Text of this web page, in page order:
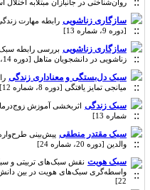
روان‌شناختی در جانبازان مبتلابه اختلال استرس
سازگاری زناشویی رابطه مهارت زندگی
[دوره 9، شماره 13]
سازگاری زناشویی بررسی رابطه سبک
زناشویی در دانشجویان متاهل [دوره 14، شماره 18]
سبک دل‌بستگی و معناداری زندگی
میانجی تمایز یافتگی [دوره 8، شماره 12]
سبک زندگی
شماره 13]
سبک مقتدر منطقی پیش‌بینی طرح‌واره
والدین [دوره 20، شماره 24]
سبک هویت نقش سبک‌های تربیتی و
22]